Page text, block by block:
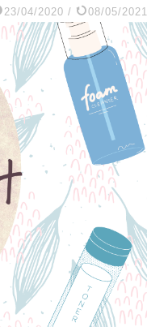
23/04/2020 / 08/05/2021